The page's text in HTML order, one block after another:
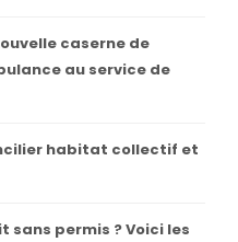
caserne de
au service de
habitat collectif et
sans permis ? Voici les